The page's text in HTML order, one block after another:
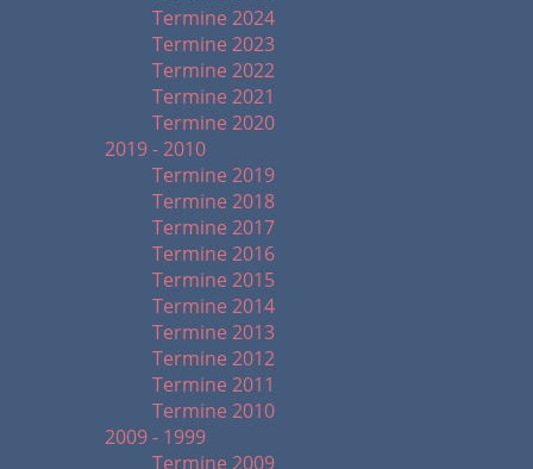
Termine 2024
Termine 2023
Termine 2022
Termine 2021
Termine 2020
2019 - 2010
Termine 2019
Termine 2018
Termine 2017
Termine 2016
Termine 2015
Termine 2014
Termine 2013
Termine 2012
Termine 2011
Termine 2010
2009 - 1999
Termine 2009